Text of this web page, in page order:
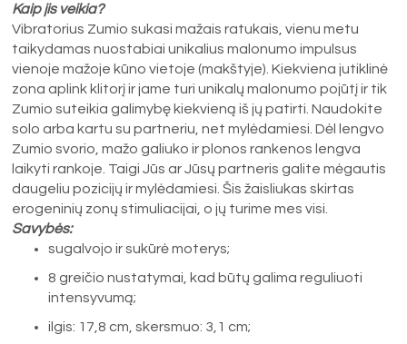
Kaip jis veikia?
Vibratorius Zumio sukasi mažais ratukais, vienu metu
taikydamas nuostabiai unikalius malonumo impulsus
vienoje mažoje kūno vietoje (makštyje). Kiekviena jutiklinė
zona aplink klitorį ir jame turi unikalų malonumo pojūtį ir tik
Zumio suteikia galimybę kiekvieną iš jų patirti. Naudokite
solo arba kartu su partneriu, net mylėdamiesi. Dėl lengvo
Zumio svorio, mažo galiuko ir plonos rankenos lengva
laikyti rankoje. Taigi Jūs ar Jūsų partneris galite mėgautis
daugeliu pozicijų ir mylėdamiesi. Šis žaisliukas skirtas
erogeninių zonų stimuliacijai, o jų turime mes visi.
Savybės:
sugalvojo ir sukūrė moterys;
8 greičio nustatymai, kad būtų galima reguliuoti
intensyvumą;
ilgis: 17,8 cm, skersmuo: 3,1 cm;